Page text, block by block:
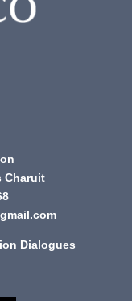
Charuit
Dialogues